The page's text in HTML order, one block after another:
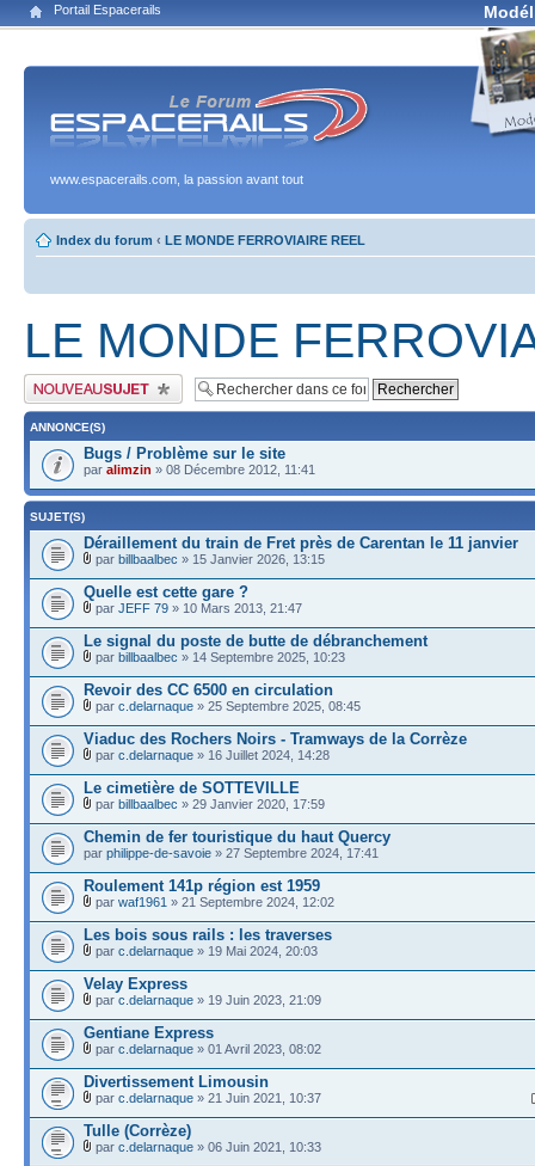
Portail Espacerails
www.espacerails.com, la passion avant tout
Index du forum ‹ LE MONDE FERROVIAIRE REEL
LE MONDE
Publier un nouveau sujet
ANNONCE(S)
Bugs / Problème sur le site
par alimzin » 08 Décembre 2012, 11:41
SUJET(S)
Déraillement du train de Fret près de Carentan le 11 janvier
par billbaalbec » 15 Janvier 2026, 13:15
Quelle est cette gare ?
par JEFF 79 » 10 Mars 2013, 21:47
Le signal du poste de butte de débranchement
par billbaalbec » 14 Septembre 2025, 10:23
Revoir des CC 6500 en circulation
par c.delarnaque » 25 Septembre 2025, 08:45
Viaduc des Rochers Noirs - Tramways de la Corrèze
par c.delarnaque » 16 Juillet 2024, 14:28
Le cimetière de SOTTEVILLE
par billbaalbec » 29 Janvier 2020, 17:59
Chemin de fer touristique du haut Quercy
par philippe-de-savoie » 27 Septembre 2024, 17:41
Roulement 141p région est 1959
par waf1961 » 21 Septembre 2024, 12:02
Les bois sous rails : les traverses
par c.delarnaque » 19 Mai 2024, 20:03
Velay Express
par c.delarnaque » 19 Juin 2023, 21:09
Gentiane Express
par c.delarnaque » 01 Avril 2023, 08:02
Divertissement Limousin
par c.delarnaque » 21 Juin 2021, 10:37
Tulle (Corrèze)
par c.delarnaque » 06 Juin 2021, 10:33